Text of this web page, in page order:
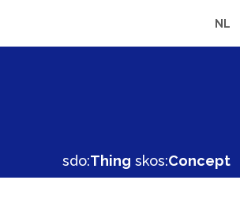
NL
sdo:Thing skos:Concept